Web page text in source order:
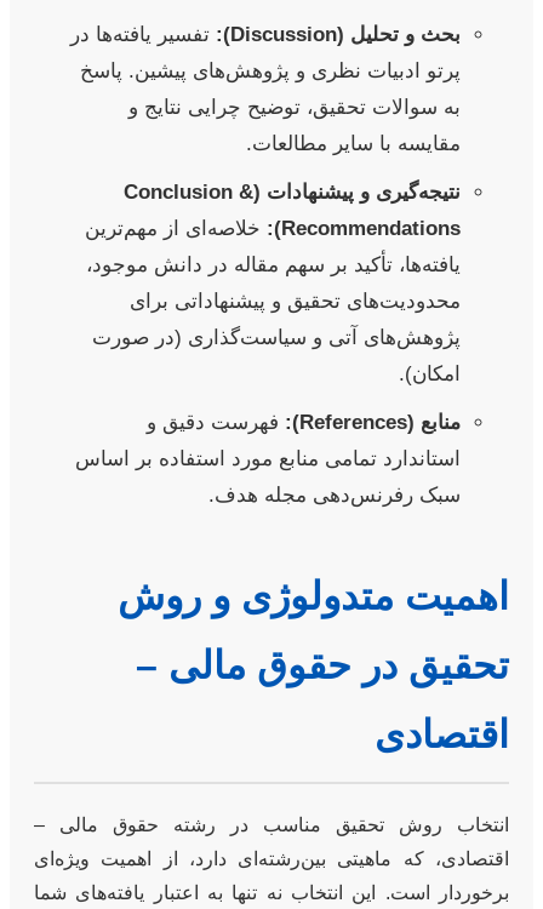
بحث و تحلیل (Discussion):
تفسیر یافته‌ها در
پرتو ادبیات نظری و پژوهش‌های پیشین. پاسخ
به سوالات تحقیق، توضیح چرایی نتایج و
مقایسه با سایر مطالعات.
نتیجه‌گیری و پیشنهادات (Conclusion &
Recommendations):
خلاصه‌ای از مهم‌ترین
یافته‌ها، تأکید بر سهم مقاله در دانش موجود،
محدودیت‌های تحقیق و پیشنهاداتی برای
پژوهش‌های آتی و سیاست‌گذاری (در صورت
امکان).
منابع (References):
فهرست دقیق و
استاندارد تمامی منابع مورد استفاده بر اساس
سبک رفرنس‌دهی مجله هدف.
اهمیت متدولوژی و روش
تحقیق در حقوق مالی –
اقتصادی
انتخاب روش تحقیق مناسب در رشته حقوق مالی –
اقتصادی، که ماهیتی بین‌رشته‌ای دارد، از اهمیت ویژه‌ای
برخوردار است. این انتخاب نه تنها به اعتبار یافته‌های شما